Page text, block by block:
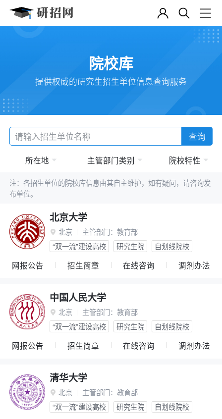
院校库
提供权威的研究生招生单位信息查询服务
查询
所在地 主管部门类别 院校特性
注：各招生单位的院校库信息由其自主维护，如有疑问，请咨询发
布单位。
北京大学
 北京 主管部门： 教育部
“双一流”建设高校
研究生院 自划线院校
网报公告 招生简章 在线咨询 调剂办法
中国人民大学
 北京 主管部门： 教育部
“双一流”建设高校
研究生院 自划线院校
网报公告 招生简章 在线咨询 调剂办法
清华大学
 北京 主管部门： 教育部
“双一流”建设高校
研究生院 自划线院校